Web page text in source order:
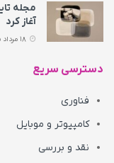
مجله
آغاز کرد
دسترسی سریع
فناوری
کامپیوتر و موبایل
نقد و بررسی